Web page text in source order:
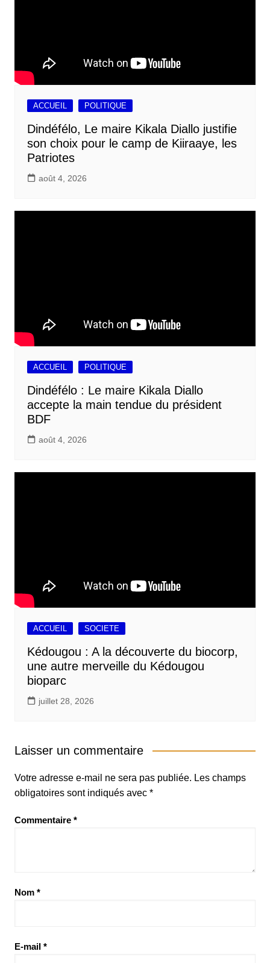
ACCUEIL POLITIQUE
Dindéfélo, Le maire Kikala Diallo justifie
son choix pour le camp de Kiiraaye, les
Patriotes
août 4, 2026
ACCUEIL POLITIQUE
Dindéfélo : Le maire Kikala Diallo
accepte la main tendue du président
BDF
août 4, 2026
ACCUEIL SOCIETE
Kédougou : A la découverte du biocorp,
une autre merveille du Kédougou
bioparc
juillet 28, 2026
Laisser un commentaire
Votre adresse e-mail ne sera pas publiée. Les champs
obligatoires sont indiqués avec *
Commentaire *
Nom *
E-mail *